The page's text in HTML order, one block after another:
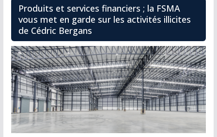
Produits et services financiers ; la FSMA
vous met en garde sur les activités illicites
de Cédric Bergans